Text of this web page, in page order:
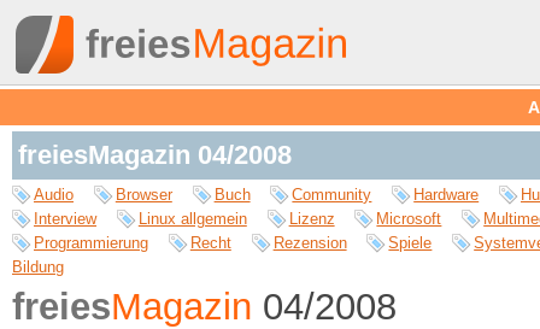
freiesMagazin 04/2008
Audio Browser Buch Community Hardware
Interview
Linux allgemein Lizenz Microsoft
Programmierung
Recht Rezension Spiele
Bildung
freiesMagazin 04/2008